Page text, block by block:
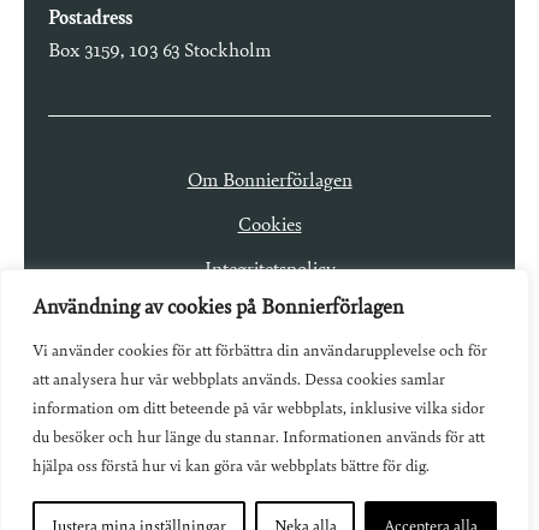
Användning av cookies på Bonnierförlagen
Vi använder cookies för att förbättra din användarupplevelse och för
att analysera hur vår webbplats används. Dessa cookies samlar
information om ditt beteende på vår webbplats, inklusive vilka sidor
du besöker och hur länge du stannar. Informationen används för att
hjälpa oss förstå hur vi kan göra vår webbplats bättre för dig.
Postadress
Box 3159, 103 63 Stockholm
Om Bonnierförlagen
Cookies
Integritetspolicy